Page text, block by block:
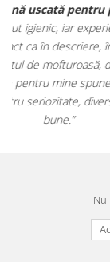
Apreciez foarte
doar
comod să pot
dintr-un singur
originale și în
Nu